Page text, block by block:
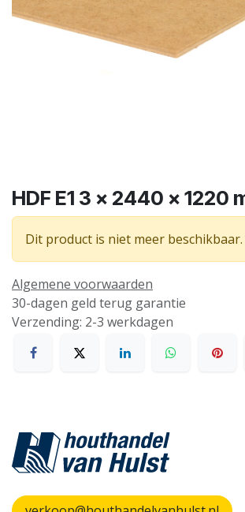
HDF E1 3 x 2440 x 1220
Dit product is niet meer beschikbaar.
Algemene voorwaarden
30-dagen geld terug garantie
Verzending: 2-3 werkdagen